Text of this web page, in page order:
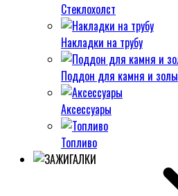
Стеклохолст
Накладки на трубу
Поддон для камня и золы
Аксессуары
Топливо